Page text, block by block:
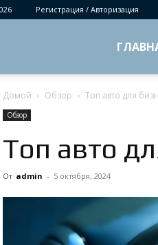
Регистрация / Авторизация
Домой Обзор Топ авто для
Обзор
Топ авто
От admin - 5 октября, 2024